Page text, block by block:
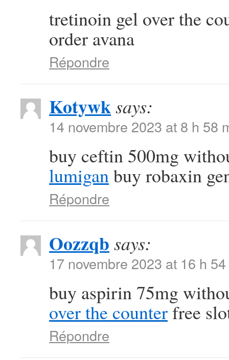
tretinoin gel over the
order avana
Répondre
Kotywksays:
14 novembre 2023 at 8 h 58
buy ceftin 500mg
lumiganbuy robaxin
Répondre
Oozzqb says:
17 novembre 2023 at 16 h
buy aspirin 75mg
over the counterfree
Répondre